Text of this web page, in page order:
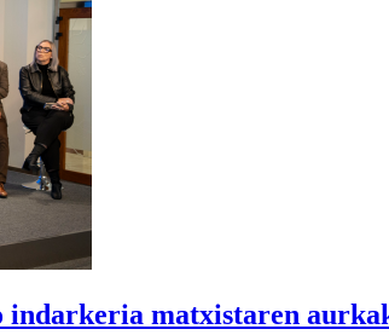
indarkeria matxistaren